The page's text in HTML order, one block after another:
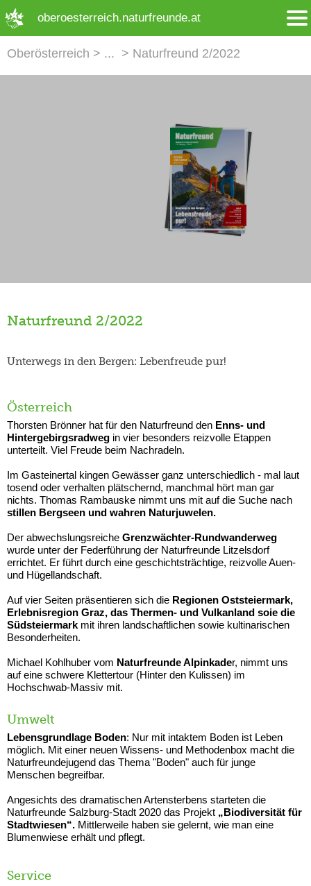
oberoesterreich.naturfreunde.at
Oberösterreich Naturfreund 2/2022
Naturfreund 2/2022
Unterwegs in den Bergen: Lebenfreude pur!
Österreich
Thorsten Brönner hat für den Naturfreund den Enns- und
Hintergebirgsradweg in vier besonders reizvolle Etappen
unterteilt. Viel Freude beim Nachradeln.
Im Gasteinertal kingen Gewässer ganz unterschiedlich - mal laut
tosend oder verhalten plätschernd, manchmal hört man gar
nichts. Thomas Rambauske nimmt uns mit auf die Suche nach
stillen Bergseen und wahren Naturjuwelen.
Der abwechslungsreiche Grenzwächter-Rundwanderweg
wurde unter der Federführung der Naturfreunde Litzelsdorf
errichtet. Er führt durch eine geschichtsträchtige, reizvolle Auen-
und Hügellandschaft.
Auf vier Seiten präsentieren sich die Regionen Oststeiermark,
Erlebnisregion Graz, das Thermen- und Vulkanland soie die
Südsteiermark mit ihren landschaftlichen sowie kultinarischen
Besonderheiten.
Michael Kohlhuber vom Naturfreunde Alpinkader, nimmt uns
auf eine schwere Klettertour (Hinter den Kulissen) im
Hochschwab-Massiv mit.
Umwelt
Lebensgrundlage Boden: Nur mit intaktem Boden ist Leben
möglich. Mit einer neuen Wissens- und Methodenbox macht die
Naturfreundejugend das Thema "Boden" auch für junge
Menschen begreifbar.
Angesichts des dramatischen Artensterbens starteten die
Naturfreunde Salzburg-Stadt 2020 das Projekt „Biodiversität für
Stadtwiesen“. Mittlerweile haben sie gelernt, wie man eine
Blumenwiese erhält und pflegt.
Service